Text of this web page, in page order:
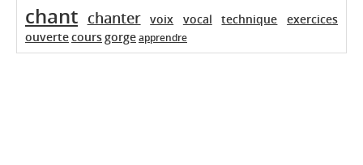
chant chanter voix vocal technique
exercices
ouvertecoursgorgeapprendre